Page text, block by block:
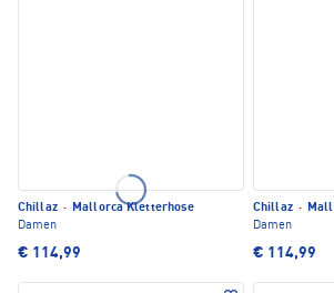
Chillaz · Mallorca Kletterhose
Damen
€ 114,99
Chillaz ·
Damen
€ 114,99